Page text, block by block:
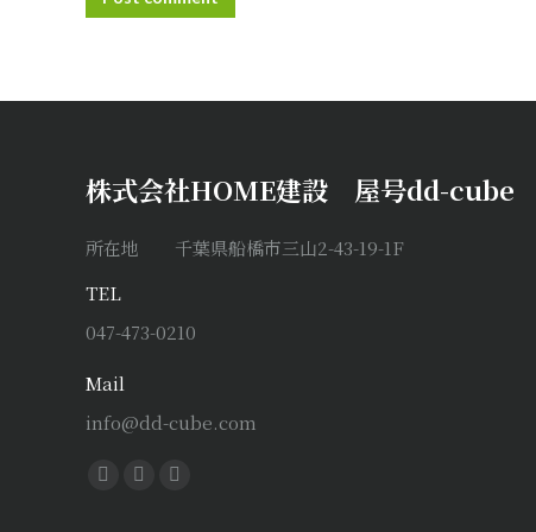
株式会社HOME建設 屋号dd-cube
所在地 千葉県船橋市三山2-43-19-1F
TEL
047-473-0210
Mail
info@dd-cube.com
Find us on:
Facebook
X
Instagram